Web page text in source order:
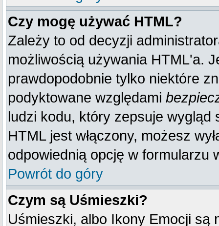
Czy mogę używać HTML?
Zależy to od decyzji
możliwością używania HTML'a.
prawdopodobnie tylko niektóre
podyktowane względami
ludzi kodu, który zepsuje wygląd
HTML jest włączony, możesz
odpowiednią opcję w formularzu
Powrót do góry
Czym są Uśmieszki?
Uśmieszki, albo Ikony Emocji są